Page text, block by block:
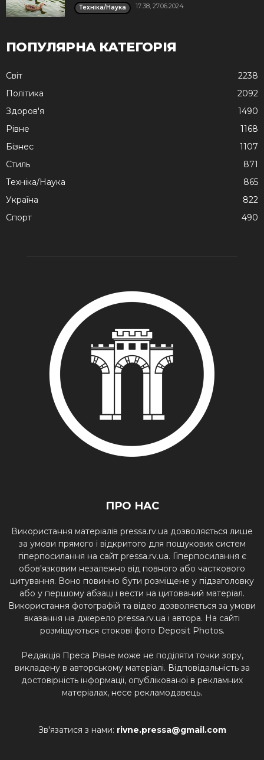
Техніка/Наука 17:38, 27.06.2024
ПОПУЛЯРНА КАТЕГОРІЯ
Cвіт
2238
Політика
2092
Здоров'я
1490
Рівне
1168
Бізнес
1107
Стиль
871
Техніка/Наука
865
Україна
822
Спорт
490
ПРО НАС
Використання матеріалів pressa.rv.ua дозволяється лише
за умови прямого і відкритого для пошукових систем
гіперпосилання на сайт pressa.rv.ua. Гіперпосилання є
обов'язковим незалежно від повного або часткового
цитування. Воно повинно бути розміщене у підзаголовку
або у першому абзаці і вести на цитований матеріал.
Використання фотографій та відео дозволяється за умови
вказання на джерело pressa.rv.ua і автора. На сайті
розміщуються стокові фото Deposit Photos.
Редакція Преса Рівне може не поділяти точки зору,
викладену в авторському матеріалі. Відповідальність за
достовірність інформації, опублікованої в рекламних
матеріалах, несе рекламодавець.
Зв'язатися з нами: rivne.pressa@gmail.com